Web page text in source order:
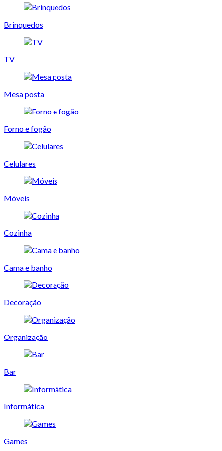
Brinquedos
TV
Mesa posta
Forno e fogão
Celulares
Móveis
Cozinha
Cama e banho
Decoração
Organização
Bar
Informática
Games